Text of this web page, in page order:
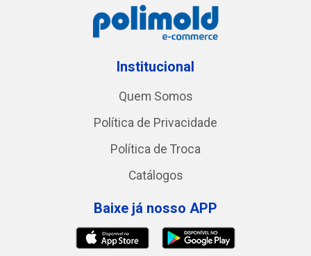
Institucional
Quem Somos
Política de Privacidade
Política de Troca
Catálogos
Baixe já nosso APP